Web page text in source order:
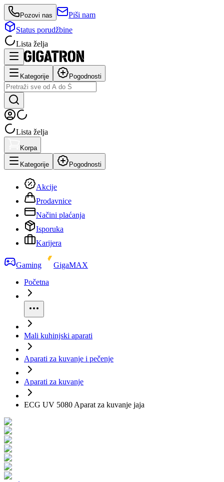
Pozovi nas
Piši nam
Status porudžbine
Lista želja
Kategorije Pogodnosti
Lista želja
Korpa
Kategorije Pogodnosti
Akcije
Prodavnice
Načini plaćanja
Isporuka
Karijera
Gaming
GigaMAX
Početna
Mali kuhinjski aparati
Aparati za kuvanje i pečenje
Aparati za kuvanje
ECG UV 5080 Aparat za kuvanje jaja